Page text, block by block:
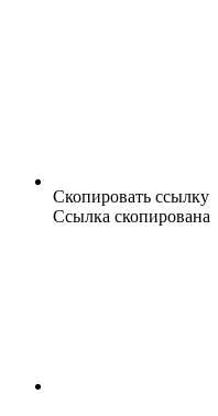
Скопировать ссылку
Ссылка скопирована